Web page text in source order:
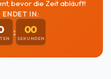
bevor die Zeit abläuft!
ENDET IN:
: 00
SEKUNDEN